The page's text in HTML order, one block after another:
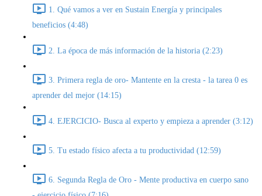
1. Qué vamos a ver en Sustain Energía y principales
beneficios (4:48)
2. La época de más información de la historia (2:23)
3. Primera regla de oro- Mantente en la cresta - la tarea 0 es
aprender del mejor (14:15)
4. EJERCICIO- Busca al experto y empieza a aprender (3:12)
5. Tu estado físico afecta a tu productividad (12:59)
6. Segunda Regla de Oro - Mente productiva en cuerpo sano